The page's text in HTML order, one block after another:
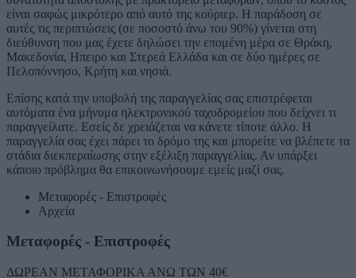
είναι σαφώς μικρότερο από αυτό της κούριερ. Η παράδοση σε
αυτές τις περιπτώσεις (σε ποσοστό άνω του 90%) γίνεται στη
διεύθυνση που μας έχετε δηλώσει την επομένη μέρα σε Θράκη,
Μακεδονία, Ηπειρο και Στερεά Ελλάδα και σε δύο ημέρες σε
Πελοπόννησο, Κρήτη και νησιά.
Επίσης κατά την υποβολή της παραγγελίας σας επιστρέφεται
αυτόματα ένα μήνυμα ηλεκτρονικού ταχυδρομείου που δείχνει τι
παραγγείλατε. Εσείς δε χρειάζεται να κάνετε τίποτε άλλο. Η
παραγγελία σας έχει πάρει το δρόμο της και μπορείτε να βλέπετε τα
στάδια διεκπεραίωσης στην εξέλιξη παραγγελίας. Αν υπάρξει
κάποιο πρόβλημα θα επικοινωνήσουμε εμείς μαζί σας.
Μεταφορές - Επιστροφές
Αρχεία
Μεταφορές - Επιστροφές
ΔΩΡΕΑΝ ΜΕΤΑΦΟΡΙΚΑ ΑΝΩ ΤΩΝ 40€